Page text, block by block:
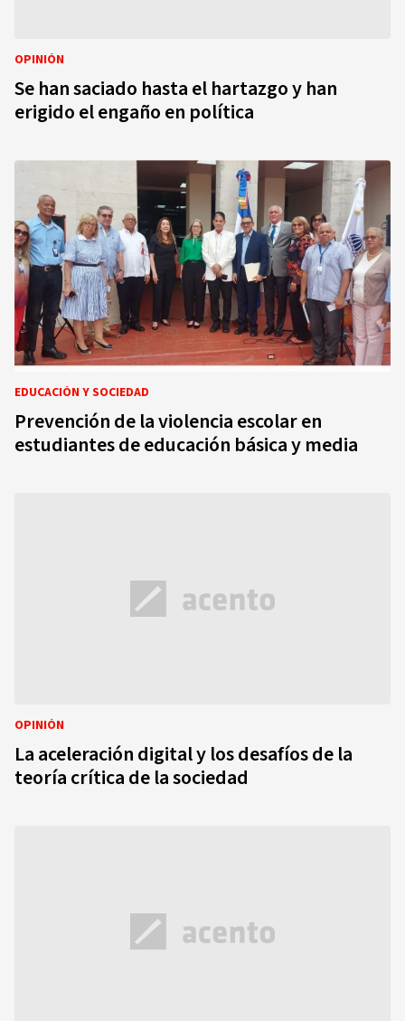
OPINIÓN
Se han saciado hasta el hartazgo y han
erigido el engaño en política
EDUCACIÓN Y SOCIEDAD
Prevención de la violencia escolar en
estudiantes de educación básica y media
OPINIÓN
La aceleración digital y los desafíos de la
teoría crítica de la sociedad